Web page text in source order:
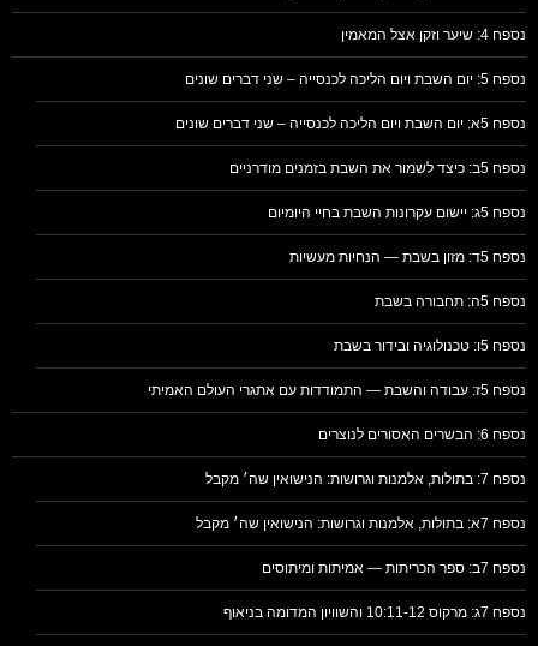
נספח 4: שיער וזקן אצל המאמין
נספח 5: יום השבת ויום הליכה לכנסייה – שני דברים שונים
נספח 5א: יום השבת ויום הליכה לכנסייה – שני דברים שונים
נספח 5ב: כיצד לשמור את השבת בזמנים מודרניים
נספח 5ג: יישום עקרונות השבת בחיי היומיום
נספח 5ד: מזון בשבת — הנחיות מעשיות
נספח 5ה: תחבורה בשבת
נספח 5ו: טכנולוגיה ובידור בשבת
נספח 5ז: עבודה והשבת — התמודדות עם אתגרי העולם האמיתי
נספח 6: הבשרים האסורים לנוצרים
נספח 7: בתולות, אלמנות וגרושות: הנישואין שה׳ מקבל
נספח 7א: בתולות, אלמנות וגרושות: הנישואין שה׳ מקבל
נספח 7ב: ספר הכריתות — אמיתות ומיתוסים
נספח 7ג: מרקוס 10:11-12 והשוויון המדומה בניאוף